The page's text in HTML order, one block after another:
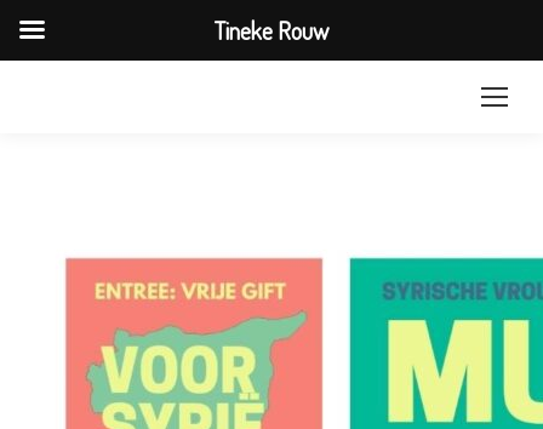
Tineke Rouw